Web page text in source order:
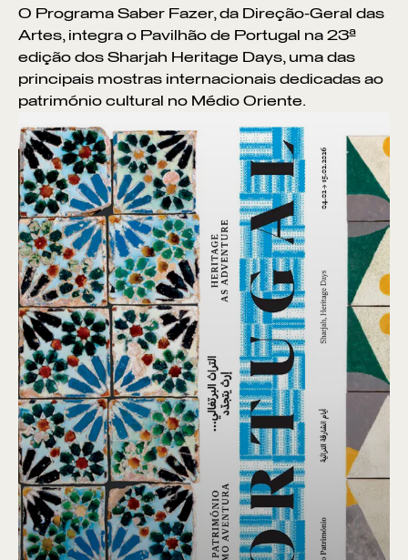
VER POR:
MUSEU ARTESÃO OFICINA COMÉRCIO
O Programa Saber Fazer, da Direção-Geral das
Artes, integra o Pavilhão de Portugal na 23ª
edição dos Sharjah Heritage Days, uma das
principais mostras internacionais dedicadas ao
património cultural no Médio Oriente.